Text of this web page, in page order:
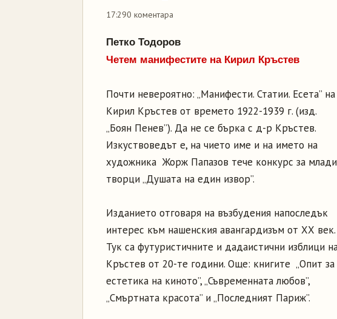
17:290 коментара
Петко Тодоров
Четем манифестите на Кирил Кръстев
Почти невероятно: „Манифести. Статии. Есета” на
Кирил Кръстев от времето 1922-1939 г. (изд.
„Боян Пенев”). Да не се бърка с д-р Кръстев.
Изкуствоведът е, на чието име и на името на
художника Жорж Папазов тече конкурс за млади
творци „Душата на един извор”.
Изданието отговаря на възбудения напоследък
интерес към нашенския авангардизъм от ХХ век.
Тук са футуристичните и дадаистични изблици
Кръстев от 20-те години. Още: книгите „Опит за
естетика на киното”, „Съвременната любов”,
„Смъртната красота” и „Последният Париж”.